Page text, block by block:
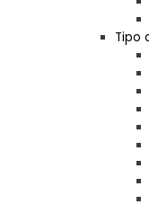
Tipo